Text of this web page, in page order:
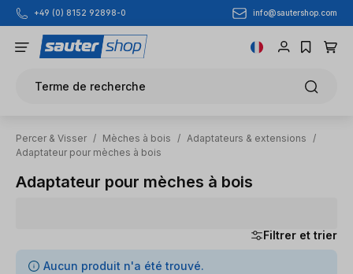
Passer au contenu principal
+49 (0) 8152 92898-0 info@sautershop.com
Terme de recherche
Percer & Visser / Mèches à bois / Adaptateurs & extensions
/
Adaptateur pour mèches à bois
Adaptateur pour mèches à bois
Filtrer et trier
0 articles trouvés
Aucun produit n'a été trouvé.